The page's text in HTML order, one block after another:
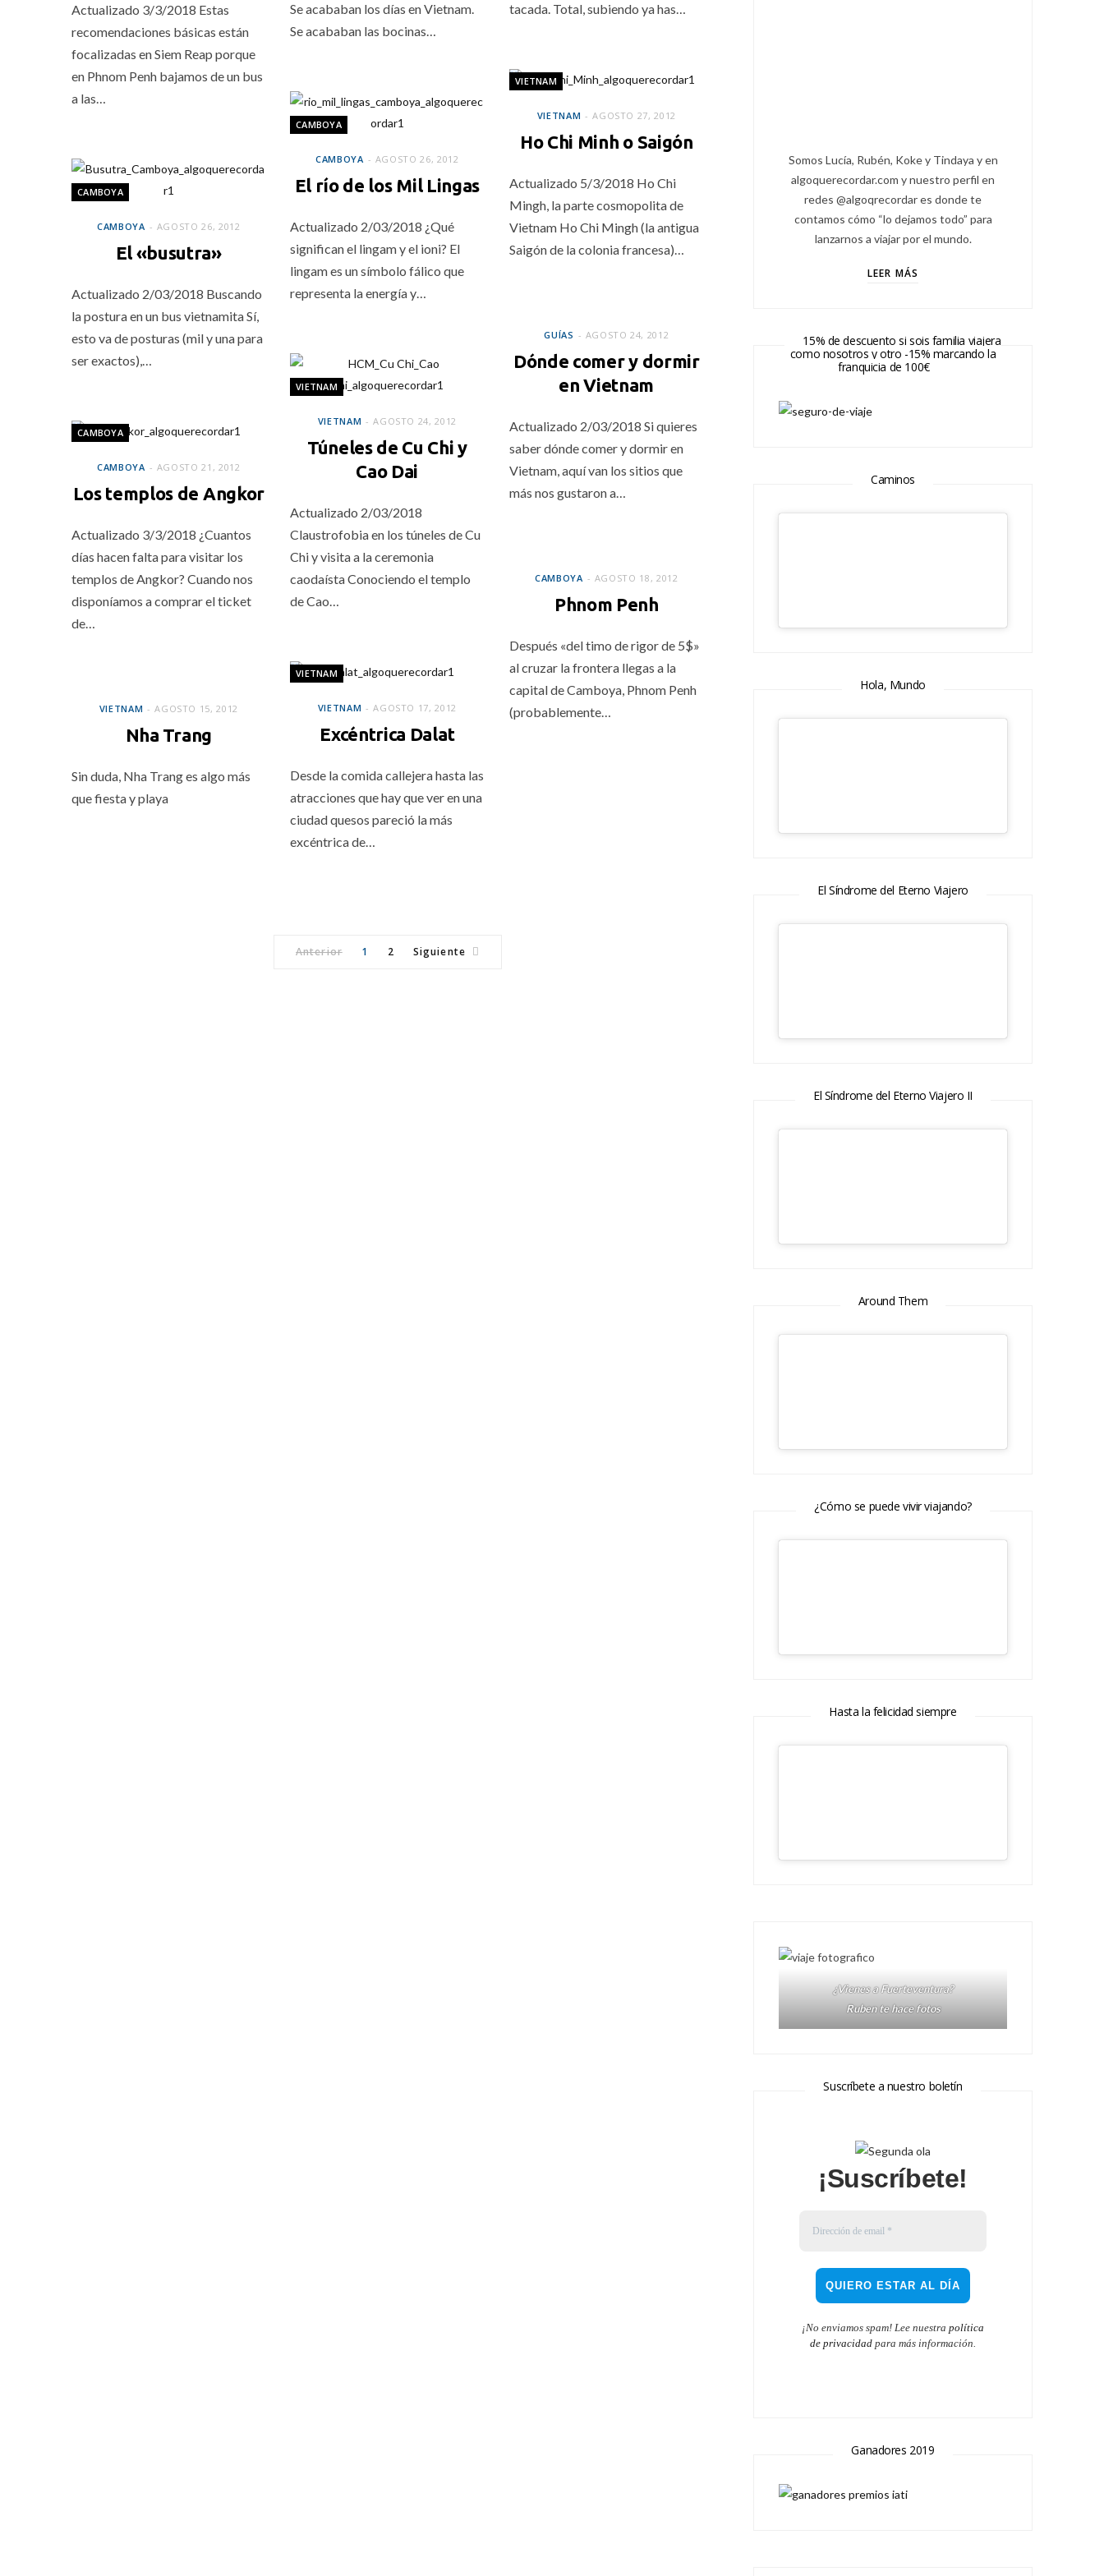
Actualizado 3/3/2018 Estas
recomendaciones básicas están
focalizadas en Siem Reap porque
en Phnom Penh bajamos de un bus
a las…
Se acababan los días en Vietnam.
Se acababan las bocinas…
tacada. Total, subiendo ya has…
VIETNAM
VIETNAM AGOSTO 27, 2012
Ho Chi Minh o Saigón
Actualizado 5/3/2018 Ho Chi
Mingh, la parte cosmopolita de
Vietnam Ho Chi Mingh (la antigua
Saigón de la colonia francesa)…
CAMBOYA
CAMBOYA AGOSTO 26, 2012
El río de los Mil Lingas
Actualizado 2/03/2018 ¿Qué
significan el lingam y el ioni? El
lingam es un símbolo fálico que
representa la energía y…
CAMBOYA
CAMBOYA AGOSTO 26, 2012
El «busutra»
Actualizado 2/03/2018 Buscando
la postura en un bus vietnamita Sí,
esto va de posturas (mil y una para
ser exactos),…
GUÍAS AGOSTO 24, 2012
Dónde comer y dormir
en Vietnam
Actualizado 2/03/2018 Si quieres
saber dónde comer y dormir en
Vietnam, aquí van los sitios que
más nos gustaron a…
VIETNAM
VIETNAM AGOSTO 24, 2012
Túneles de Cu Chi y
Cao Dai
Actualizado 2/03/2018
Claustrofobia en los túneles de Cu
Chi y visita a la ceremonia
caodaísta Conociendo el templo
de Cao…
CAMBOYA
CAMBOYA AGOSTO 21, 2012
Los templos de Angkor
Actualizado 3/3/2018 ¿Cuantos
días hacen falta para visitar los
templos de Angkor? Cuando nos
disponíamos a comprar el ticket
de…
CAMBOYA AGOSTO 18, 2012
Phnom Penh
Después «del timo de rigor de 5$»
al cruzar la frontera llegas a la
capital de Camboya, Phnom Penh
(probablemente…
VIETNAM
VIETNAM AGOSTO 17, 2012
Excéntrica Dalat
Desde la comida callejera hasta las
atracciones que hay que ver en una
ciudad quesos pareció la más
excéntrica de…
VIETNAM AGOSTO 15, 2012
Nha Trang
Sin duda, Nha Trang es algo más
que fiesta y playa
Anterior 1 2 Siguiente
Somos Lucía, Rubén, Koke y Tindaya y en
algoquerecordar.com y nuestro perfil en
redes @algoqrecordar es donde te
contamos cómo “lo dejamos todo” para
lanzarnos a viajar por el mundo.
LEER MÁS
15% de descuento si sois familia viajera
como nosotros y otro -15% marcando la
franquicia de 100€
Caminos
Hola, Mundo
El Síndrome del Eterno Viajero
El Síndrome del Eterno Viajero II
Around Them
¿Cómo se puede vivir viajando?
Hasta la felicidad siempre
¿Vienes a Fuerteventura?
Ruben te hace fotos
Suscríbete a nuestro boletín
¡Suscríbete!
¡No enviamos spam! Lee nuestra política
de privacidad para más información.
Ganadores 2019